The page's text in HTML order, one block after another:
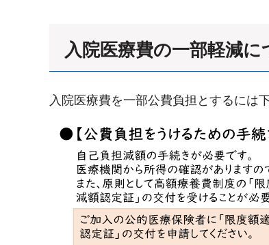
入院医療費の一部軽減に
入院医療費を一部公費負担とするには